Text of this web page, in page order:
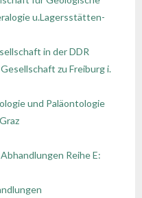
of the Jurassic
PTGeol
u.Lagersstätten-
in der DDR
zu Freiburg i.
und Paläontologie
Reihe E: